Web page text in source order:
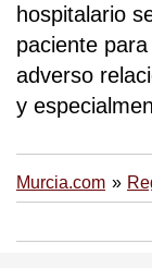
hospitalario
paciente
adverso
y
Murcia.com